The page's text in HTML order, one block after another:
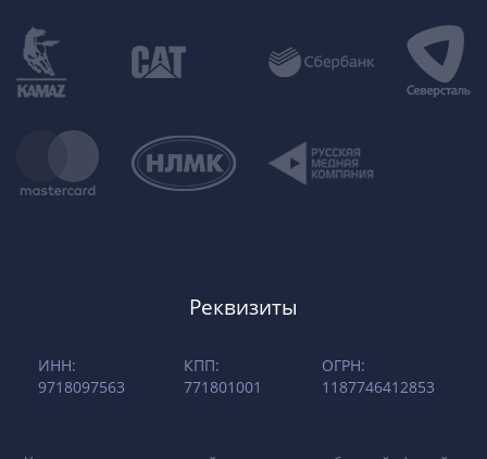
Реквизиты
ИНН:
9718097563
КПП:
771801001
ОГРН:
1187746412853